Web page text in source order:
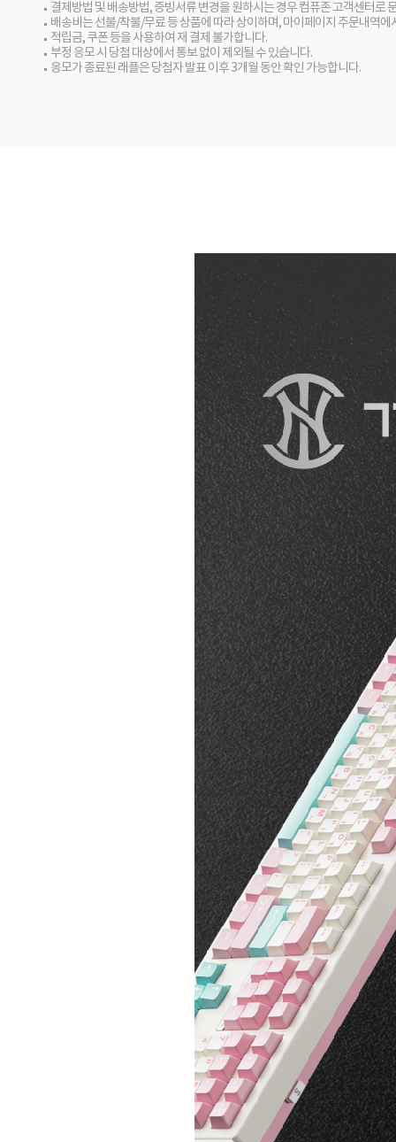
결제방법 및 배송방법, 증빙서류 변경을 원하시는 경우 컴퓨존 고객센터로
배송비는 선불/착불/무료 등 상품에 따라 상이하며, 마이페이지 주문내역에
적립금, 쿠폰 등을 사용하여 재 결제 불가합니다.
부정 응모 시 당첨 대상에서 통보 없이 제외될 수 있습니다.
응모가 종료된 래플은 당첨자 발표 이후 3개월 동안 확인 가능합니다.